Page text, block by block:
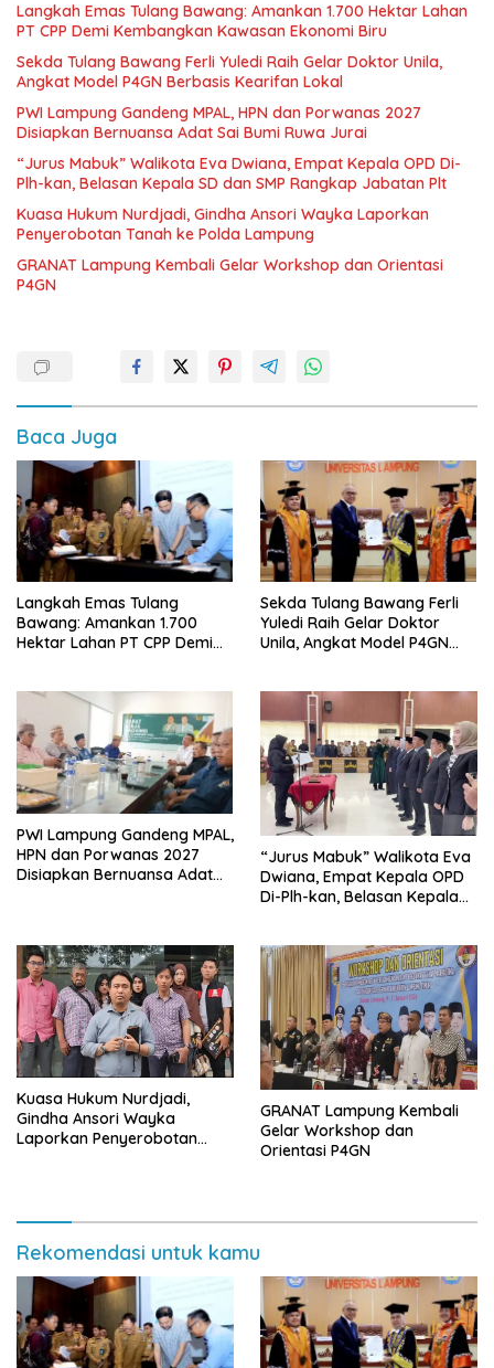
Langkah Emas Tulang Bawang: Amankan 1.700 Hektar Lahan
PT CPP Demi Kembangkan Kawasan Ekonomi Biru
Sekda Tulang Bawang Ferli Yuledi Raih Gelar Doktor Unila,
Angkat Model P4GN Berbasis Kearifan Lokal
PWI Lampung Gandeng MPAL, HPN dan Porwanas 2027
Disiapkan Bernuansa Adat Sai Bumi Ruwa Jurai
“Jurus Mabuk” Walikota Eva Dwiana, Empat Kepala OPD Di-
Plh-kan, Belasan Kepala SD dan SMP Rangkap Jabatan Plt
Kuasa Hukum Nurdjadi, Gindha Ansori Wayka Laporkan
Penyerobotan Tanah ke Polda Lampung
GRANAT Lampung Kembali Gelar Workshop dan Orientasi
P4GN
Baca Juga
Langkah Emas Tulang
Bawang: Amankan 1.700
Hektar Lahan PT CPP Demi
Sekda Tulang Bawang Ferli
Yuledi Raih Gelar Doktor
Unila, Angkat Model P4GN
PWI Lampung Gandeng MPAL,
HPN dan Porwanas 2027
Disiapkan Bernuansa Adat
“Jurus Mabuk” Walikota Eva
Dwiana, Empat Kepala OPD
Di-Plh-kan, Belasan Kepala
Kuasa Hukum Nurdjadi,
Gindha Ansori Wayka
Laporkan Penyerobotan
GRANAT Lampung Kembali
Gelar Workshop dan
Orientasi P4GN
Rekomendasi untuk kamu